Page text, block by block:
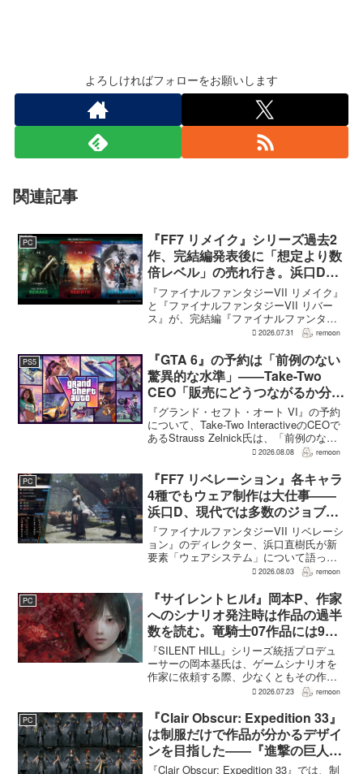
よろしければフォローをお願いします
関連記事
PC
『FF7 リメイク』シリーズ過去2
作、完結編発表後に「想定より数
倍レベル」の売れ行き。浜口Dが
明かす
『ファイナルファンタジーVII リメイク』
と『ファイナルファンタジーVII リバー
ス』が、完結編『ファイナルファンタジ
ーVII リベレーション』の発表後、「我々
ると、シリーズディレクターの浜口直樹
氏がAU...
2026.07.31 remoon
PS5
『GTA 6』の予約は「前例のない
驚異的な水準」――Take-Two
CEO「販売にどうつながるか分か
らない」
『グランド・セフト・オート VI』の予約
について、Take-Two InteractiveのCEOで
あるStrauss Zelnick氏は、「前例のない
驚異的な水準」に達していると評価し
であるため、最終的...
2026.08.08 remoon
PC
『FF7 リベレーション』各キャラ
4種でもウェア制作は大仕事――
浜口D、現代では多数のジョブを
1作に盛り込むのは極めて困難と
説明
『ファイナルファンタジーVII リベレーシ
ョン』のディレクター、浜口直樹氏が新
要素「ウェアシステム」について語っ
た。本作では8人のパーティキャラクター
が、キャラクター数が多いため、作業量
はかなりのものにな...
2026.08.03 remoon
PC
『サイレントヒルf』岡本P、作家
へのシナリオ発注時は作品の過半
数を読む。竜騎士07作品には9割
以上目を通す
『SILENT HILL』シリーズ統括プロデュ
ーサーの岡本基氏は、ゲームシナリオを
作家に依頼する際、少なくともその作家
の作品の過半数に目を通すという。作家
たうえで物語を任せるためだ。電ファミ
ニコゲーマーが...
2026.07.23 remoon
PC
『Clair Obscur: Expedition 33』
は制服だけで作品が分かるデザイ
ンを目指した――『進撃の巨人』
の制服と『BLEACH』のキャラ
『Clair Obscur: Expedition 33』では、制